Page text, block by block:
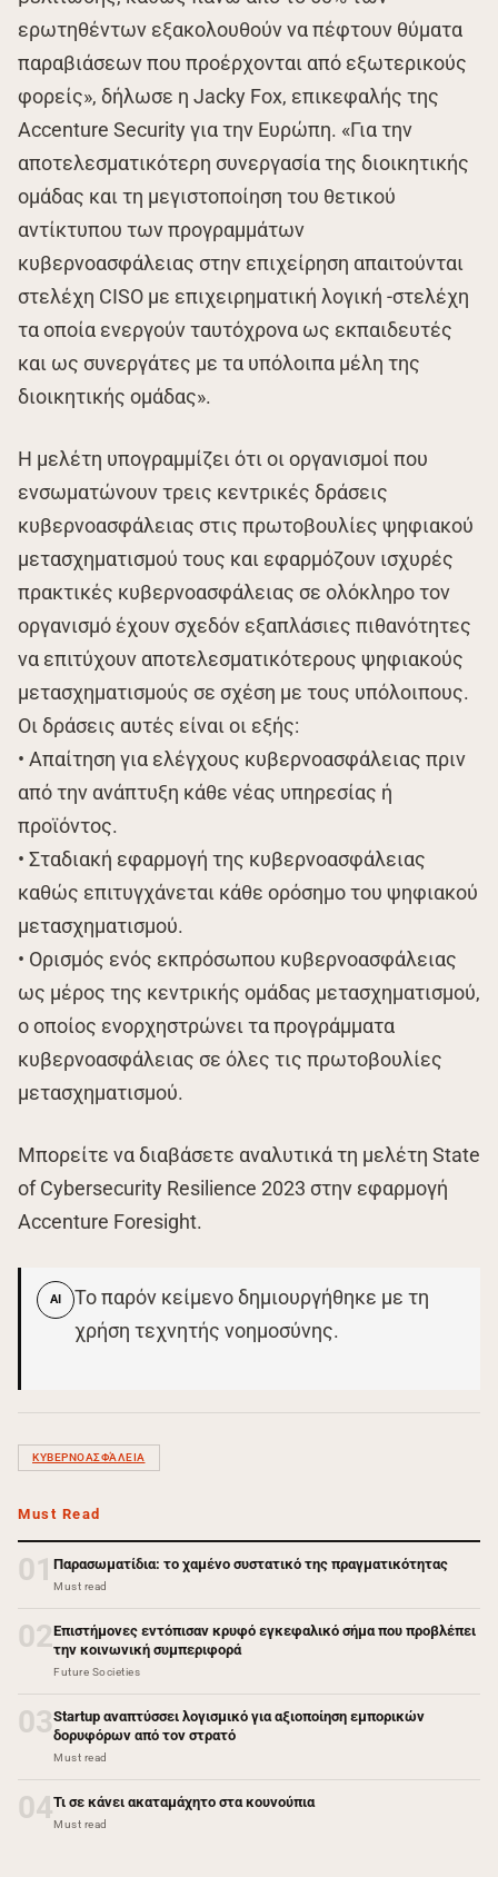
ερωτηθέντων εξακολουθούν να πέφτουν θύματα
παραβιάσεων που προέρχονται από εξωτερικούς
φορείς», δήλωσε η Jacky Fox, επικεφαλής της
Accenture Security για την Ευρώπη. «Για την
αποτελεσματικότερη συνεργασία της διοικητικής
ομάδας και τη μεγιστοποίηση του θετικού
αντίκτυπου των προγραμμάτων
κυβερνοασφάλειας στην επιχείρηση απαιτούνται
στελέχη CISO με επιχειρηματική λογική -στελέχη
τα οποία ενεργούν ταυτόχρονα ως εκπαιδευτές
και ως συνεργάτες με τα υπόλοιπα μέλη της
διοικητικής ομάδας».
Η μελέτη υπογραμμίζει ότι οι οργανισμοί που
ενσωματώνουν τρεις κεντρικές δράσεις
κυβερνοασφάλειας στις πρωτοβουλίες ψηφιακού
μετασχηματισμού τους και εφαρμόζουν ισχυρές
πρακτικές κυβερνοασφάλειας σε ολόκληρο τον
οργανισμό έχουν σχεδόν εξαπλάσιες πιθανότητες
να επιτύχουν αποτελεσματικότερους ψηφιακούς
μετασχηματισμούς σε σχέση με τους υπόλοιπους.
Οι δράσεις αυτές είναι οι εξής:
• Απαίτηση για ελέγχους κυβερνοασφάλειας πριν
από την ανάπτυξη κάθε νέας υπηρεσίας ή
προϊόντος.
• Σταδιακή εφαρμογή της κυβερνοασφάλειας
καθώς επιτυγχάνεται κάθε ορόσημο του ψηφιακού
μετασχηματισμού.
• Ορισμός ενός εκπρόσωπου κυβερνοασφάλειας
ως μέρος της κεντρικής ομάδας μετασχηματισμού,
ο οποίος ενορχηστρώνει τα προγράμματα
κυβερνοασφάλειας σε όλες τις πρωτοβουλίες
μετασχηματισμού.
Μπορείτε να διαβάσετε αναλυτικά τη μελέτη State
of Cybersecurity Resilience 2023 στην εφαρμογή
Accenture Foresight.
AI
Το παρόν κείμενο δημιουργήθηκε με τη
χρήση τεχνητής νοημοσύνης.
ΚΥΒΕΡΝΟΑΣΦΆΛΕΙΑ
Must Read
01 Παρασωματίδια: το χαμένο συστατικό της πραγματικότητας
Must read
02Επιστήμονες εντόπισαν κρυφό εγκεφαλικό σήμα που προβλέπει
την κοινωνική συμπεριφορά
Future Societies
03Startup αναπτύσσει λογισμικό για αξιοποίηση εμπορικών
δορυφόρων από τον στρατό
Must read
04Τι σε κάνει ακαταμάχητο στα κουνούπια
Must read